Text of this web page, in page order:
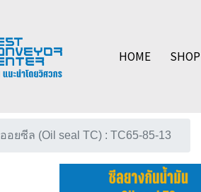
HOME SHOP
ออยซีล (Oil seal TC) : TC65-85-13